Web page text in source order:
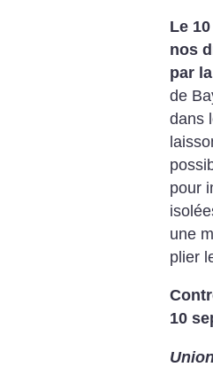
Le
nos
par
de
dans
pour
une
plier
10